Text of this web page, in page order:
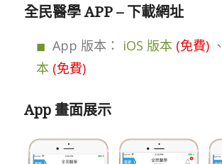
全民醫學 APP – 下載網址
App 版本： iOS 版本 (免費)、
本 (免費)
App 畫面展示